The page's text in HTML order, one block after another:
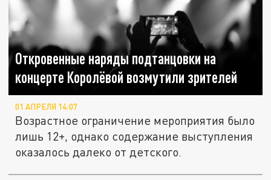
Откровенные наряды подтанцовки на
концерте Королёвой возмутили зрителей
01 АПРЕЛЯ 14:07
Возрастное ограничение мероприятия было
лишь 12+, однако содержание выступления
оказалось далеко от детского.